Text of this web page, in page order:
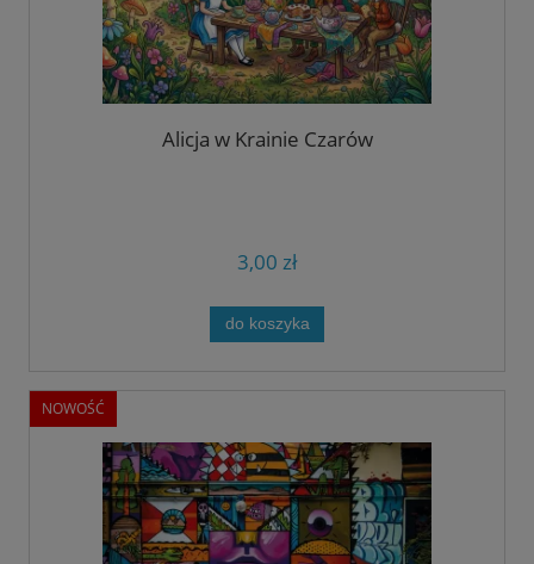
Alicja w Krainie Czarów
3,00 zł
do koszyka
NOWOŚĆ